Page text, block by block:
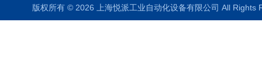
版权所有 © 2026 上海悦派工业自动化设备有限公司 All